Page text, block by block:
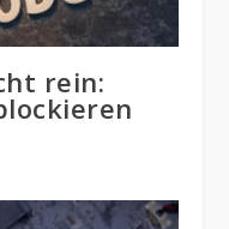
rein: